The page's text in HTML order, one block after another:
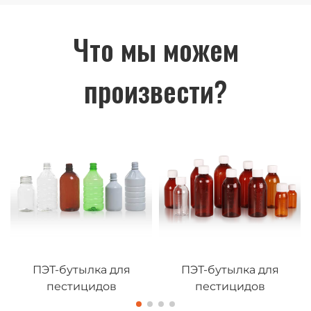
Что мы можем
произвести?
ПЭТ-бутылка для
пестицидов
ПЭТ-бутылка для
пестицидов